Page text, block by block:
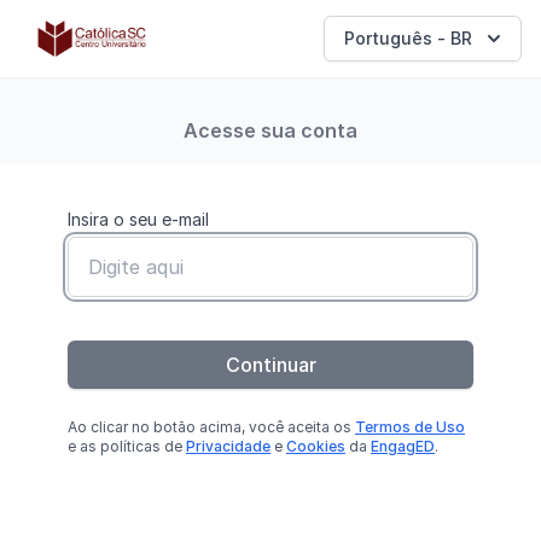
Católica SC | Educação Executiva Português - BR
Acesse sua conta
Insira o seu e-mail
Continuar
Ao clicar no botão acima, você aceita os Termos de Uso
e as políticas de Privacidade e Cookies da EngagED.